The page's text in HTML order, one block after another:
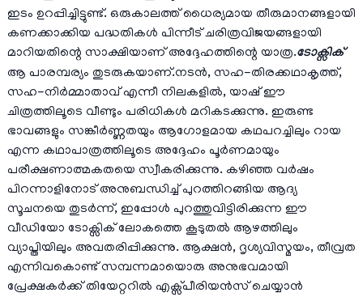
ഇടം ഉറപ്പിച്ചിട്ടുണ്ട്. ഒരുകാലത്ത് ധൈര്യമായ തീരുമാനങ്ങളായി
കണക്കാക്കിയ പദ്ധതികൾ പിന്നീട് ചരിത്രവിജയങ്ങളായി
മാറിയതിന്റെ സാക്ഷിയാണ് അദ്ദേഹത്തിന്റെ യാത്ര.ടോക്സിക്
ആ പാരമ്പര്യം തുടരുകയാണ്.നടൻ, സഹ-തിരക്കഥാകൃത്ത്,
സഹ-നിർമ്മാതാവ് എന്നീ നിലകളിൽ, യാഷ് ഈ
ചിത്രത്തിലൂടെ വീണ്ടും പരിധികൾ മറികടക്കുന്നു. ഇരുണ്ട
ഭാവങ്ങളും സങ്കീർണ്ണതയും ആഗോളമായ കഥപറച്ചിലും റായ
എന്ന കഥാപാത്രത്തിലൂടെ അദ്ദേഹം പൂർണമായും
പരീക്ഷണാത്മകതയെ സ്വീകരിക്കുന്നു. കഴിഞ്ഞ വർഷം
പിറന്നാളിനോട് അനുബന്ധിച്ച് പുറത്തിറങ്ങിയ ആദ്യ
സൂചനയെ തുടർന്ന്, ഇപ്പോൾ പുറത്തുവിട്ടിരിക്കുന്ന ഈ
വീഡിയോ ടോക്സിക് ലോകത്തെ കൂടുതൽ ആഴത്തിലും
വ്യാപ്തിയിലും അവതരിപ്പിക്കുന്നു. ആക്ഷൻ, ദൃശ്യവിസ്മയം, തീവ്രത
എന്നിവകൊണ്ട് സമ്പന്നമായൊരു അനുഭവമായി
പ്രേക്ഷകർക്ക് തിയേറ്ററിൽ എക്സ്പീരിയൻസ് ചെയ്യാൻ